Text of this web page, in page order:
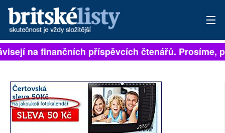
PŘIHLÁSIT
ARCHIV
ROZHOVORY
na finančních příspěvcích čtenářů. Prosíme,